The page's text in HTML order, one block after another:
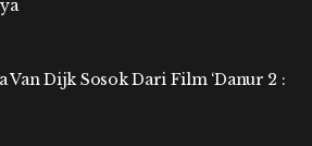
Van Dijk Sosok Dari Film ‘Danur 2 :